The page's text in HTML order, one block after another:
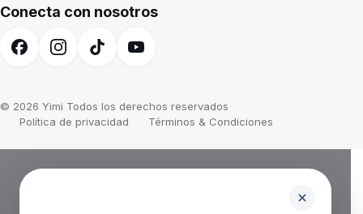
Conecta con nosotros
© 2026 Yimi Todos los derechos reservados
Política de privacidad
Términos & Condiciones